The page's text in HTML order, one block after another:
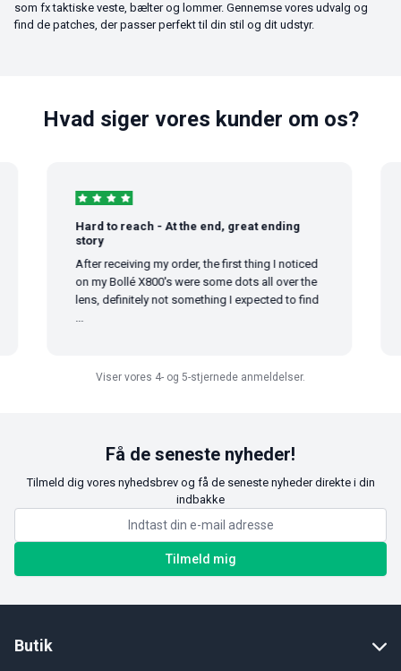
som fx taktiske veste, bælter og lommer. Gennemse vores udvalg og
find de patches, der passer perfekt til din stil og dit udstyr.
Hvad siger vores kunder om os?
Hard to reach - At the end, great ending
After receiving my order, the first thing I noticed
on my Bollé X800's were some dots all over the
lens, definitely not something I expected to find
Viser vores 4- og 5-stjernede anmeldelser.
Få de seneste nyheder!
Tilmeld dig vores nyhedsbrev og få de seneste nyheder direkte i din
indbakke
Tilmeld mig
Butik